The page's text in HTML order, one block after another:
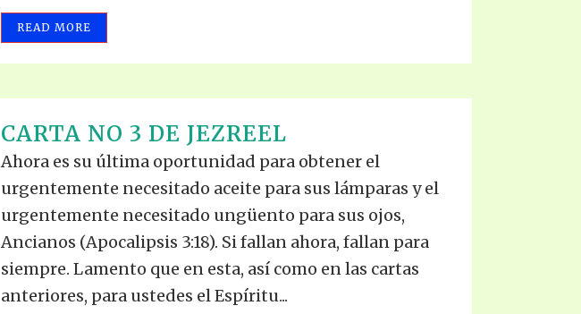
READ MORE
CARTA NO 3 DE JEZREEL
Ahora es su última oportunidad para obtener el
urgentemente necesitado aceite para sus lámparas y el
urgentemente necesitado ungüento para sus ojos,
Ancianos (Apocalipsis 3:18). Si fallan ahora, fallan para
siempre. Lamento que en esta, así como en las cartas
anteriores, para ustedes el Espíritu...